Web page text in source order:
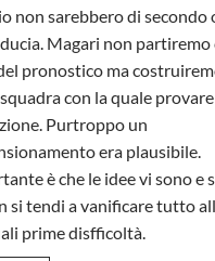
non sarebbero di secondo
Magari non partiremo
pronostico ma
con la quale
Purtroppo un
era plausibile.
è che le idee vi sono e
si tendi a vanificare tutto
prime disfficoltà.